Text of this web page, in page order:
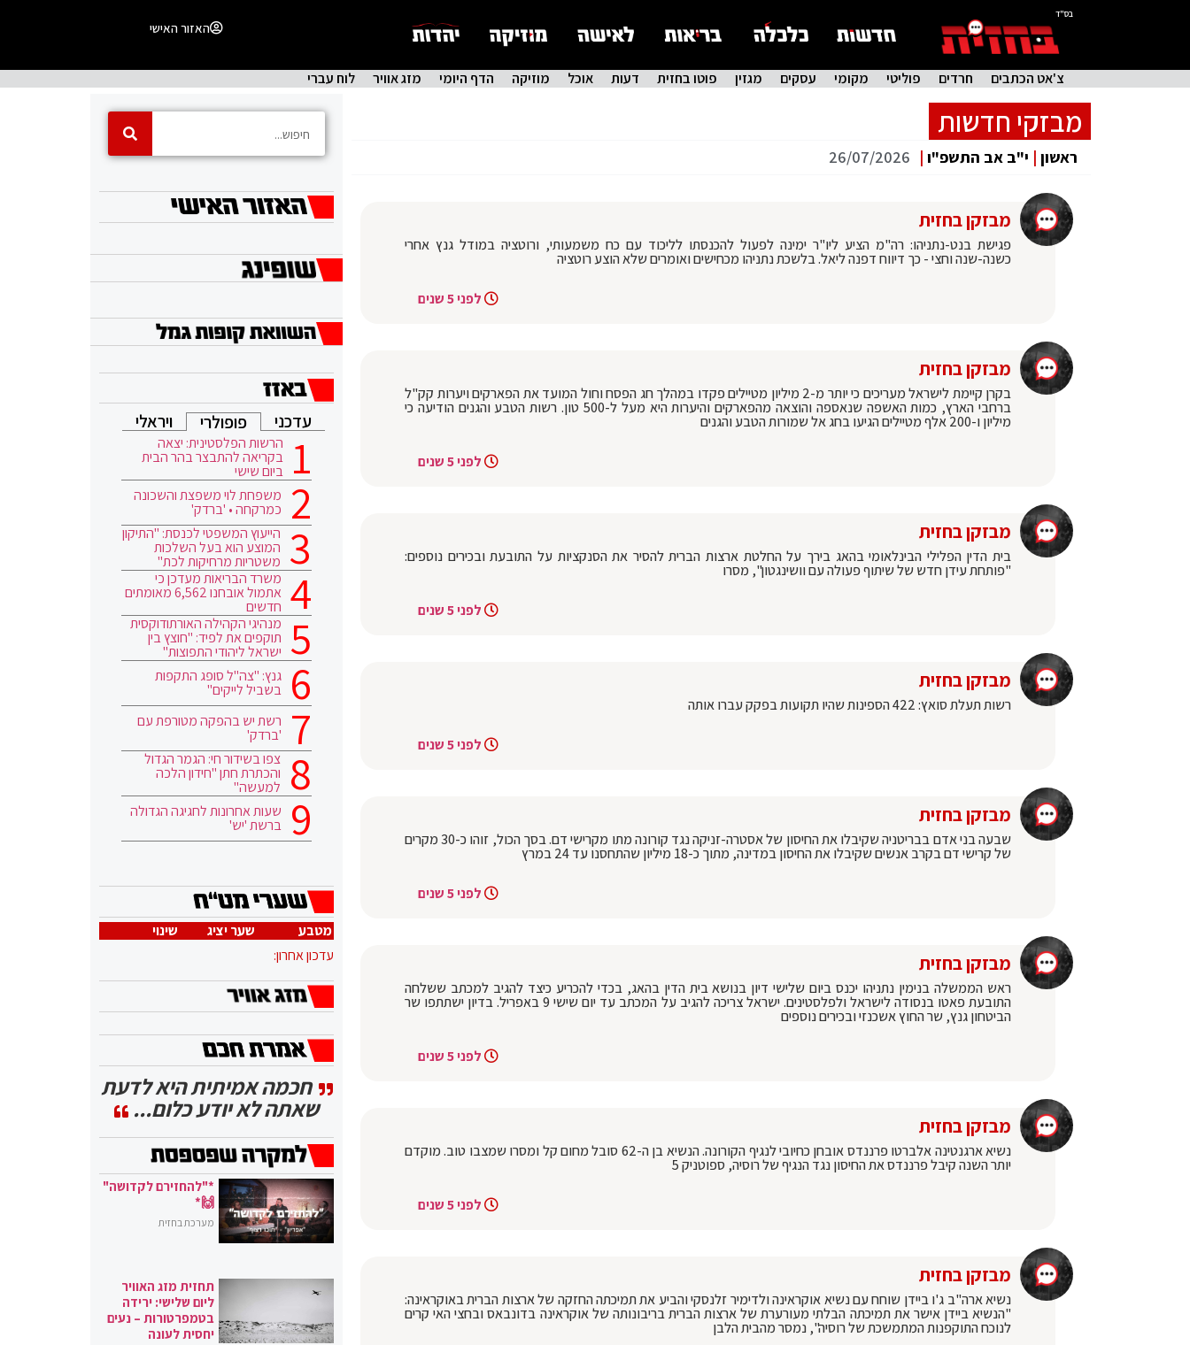
בס"ד
האזור האישי
צ'אט הכתבים חרדים פוליטי מקומי עסקים מגזין פוטו בחזית דעות אוכל מוזיקה הדף היומי מזג אוויר לוח עברי
מבזקי חדשות
ראשון | י"ב אב התשפ"ו |
26/07/2026
מבזקן בחזית
פגישת בנט-נתניהו: רה"מ הציע ליו"ר ימינה לפעול להכנסתו לליכוד עם כח משמעותי, ורוטציה במודל גנץ אחרי
כשנה-שנה וחצי - כך דיווח דפנה ליאל. בלשכת נתניהו מכחישים ואומרים שלא הוצע רוטציה
לפני 5 שנים
מבזקן בחזית
בקרן קיימת לישראל מעריכים כי יותר מ-2 מיליון מטיילים פקדו במהלך חג הפסח וחול המועד את הפארקים ויערות קק"ל
ברחבי הארץ, כמות האשפה שנאספה והוצאה מהפארקים והיערות היא מעל ל-500 טון. רשות הטבע והגנים הודיעה כי
מיליון ו-200 אלף מטיילים הגיעו בחג אל שמורות הטבע והגנים
לפני 5 שנים
מבזקן בחזית
בית הדין הפלילי הבינלאומי בהאג בירך על החלטת ארצות הברית להסיר את הסנקציות על התובעת ובכירים נוספים:
"פותחת עידן חדש של שיתוף פעולה עם וושינגטון", מסרו
לפני 5 שנים
מבזקן בחזית
רשות תעלת סואץ: 422 הספינות שהיו תקועות בפקק עברו אותה
לפני 5 שנים
מבזקן בחזית
שבעה בני אדם בבריטניה שקיבלו את החיסון של אסטרה-זניקה נגד קורונה מתו מקרישי דם. בסך הכול, זוהו כ-30 מקרים
של קרישי דם בקרב אנשים שקיבלו את החיסון במדינה, מתוך כ-18 מיליון שהתחסנו עד 24 במרץ
לפני 5 שנים
מבזקן בחזית
ראש הממשלה בנימין נתניהו יכנס ביום שלישי דיון בנושא בית הדין בהאג, בכדי להכריע כיצד להגיב למכתב ששלחה
התובעת פאטו בנסודה לישראל ולפלסטינים. ישראל צריכה להגיב על המכתב עד יום שישי 9 באפריל. בדיון ישתתפו שר
הביטחון גנץ, שר החוץ אשכנזי ובכירים נוספים
לפני 5 שנים
מבזקן בחזית
נשיא ארגנטינה אלברטו פרננדס אובחן כחיובי לנגיף הקורונה. הנשיא בן ה-62 סובל מחום קל ומסרו שמצבו טוב. מוקדם
יותר השנה קיבל פרננדס את החיסון נגד הנגיף של רוסיה, ספוטניק 5
לפני 5 שנים
מבזקן בחזית
נשיא ארה"ב ג'ו ביידן שוחח עם נשיא אוקראינה ולדימיר זלנסקי והביע את תמיכתה החזקה של ארצות הברית באוקראינה:
"הנשיא ביידן אישר את תמיכתה הבלתי מעורערת של ארצות הברית בריבונותה של אוקראינה בדונבאס ובחצי האי קרים
לנוכח התוקפנות המתמשכת של רוסיה", נמסר מהבית הלבן
עדכני פופולרי ויראלי
הרשות הפלסטינית: יצאה
בקריאה להתבצר בהר הבית
ביום שישי
משפחת לוי משפצת והשכונה
כמרקחה • 'ברדק'
הייעוץ המשפטי לכנסת: "התיקון
המוצע הוא בעל השלכות
משטריות מרחיקות לכת"
משרד הבריאות מעדכן כי
אתמול אובחנו 6,562 מאומתים
חדשים
מנהיגי הקהילה האורתודוקסית
תוקפים את לפיד: "חוצץ בין
ישראל ליהודי התפוצות"
גנץ: "צה"ל סופג התקפות
בשביל לייקים"
רשת יש בהפקה מטורפת עם
'ברדק'
צפו בשידור חי: הגמר הגדול
והכתרת חתן "חידון הלכה
למעשה"
שעות אחרונות לחגיגה הגדולה
ברשת 'יש'
מטבע שער יציג
שינוי
עדכון אחרון:
חכמה אמיתית היא לדעת
שאתה לא יודע כלום...
*"להחזירם לקדושה"
🙌*
מערכת בחזית
תחזית מזג האוויר
ליום שלישי: ירידה
בטמפרטורות – נעים
יחסית לעונה